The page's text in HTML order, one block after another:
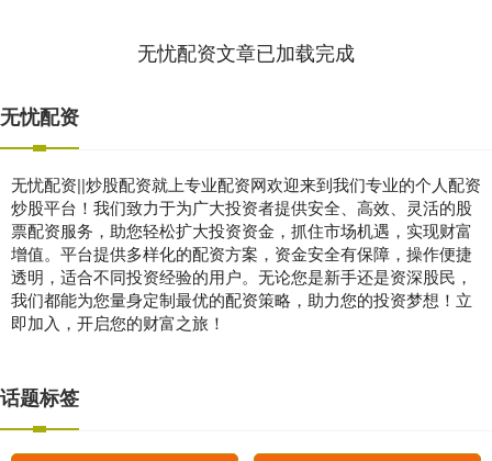
无忧配资文章已加载完成
无忧配资
无忧配资||炒股配资就上专业配资网欢迎来到我们专业的个人配资
炒股平台！我们致力于为广大投资者提供安全、高效、灵活的股
票配资服务，助您轻松扩大投资资金，抓住市场机遇，实现财富
增值。平台提供多样化的配资方案，资金安全有保障，操作便捷
透明，适合不同投资经验的用户。无论您是新手还是资深股民，
我们都能为您量身定制最优的配资策略，助力您的投资梦想！立
即加入，开启您的财富之旅！
话题标签